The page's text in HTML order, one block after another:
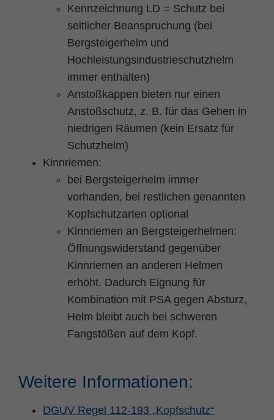
Kennzeichnung LD = Schutz bei
seitlicher Beanspruchung (bei
Bergsteigerhelm und
Hochleistungsindustrieschutzhelm
immer enthalten)
Anstoßkappen bieten nur einen
Anstoßschutz, z. B. für das Gehen in
niedrigen Räumen (kein Ersatz für
Schutzhelm)
Kinnriemen:
bei Bergsteigerhelm immer
vorhanden, bei restlichen genannten
Kopfschutzarten optional
Kinnriemen an Bergsteigerhelmen:
Öffnungswiderstand gegenüber
Kinnriemen an anderen Helmen
erhöht. Dadurch Eignung für
Kombination mit PSA gegen Absturz,
Helm bleibt auch bei schweren
Fangstößen auf dem Kopf.
Weitere Informationen:
DGUV Regel 112-193 „Kopfschutz“